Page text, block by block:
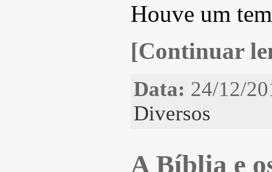
Houve um
[Continuar
Data: 24/12/
Diversos
A Bíblia e